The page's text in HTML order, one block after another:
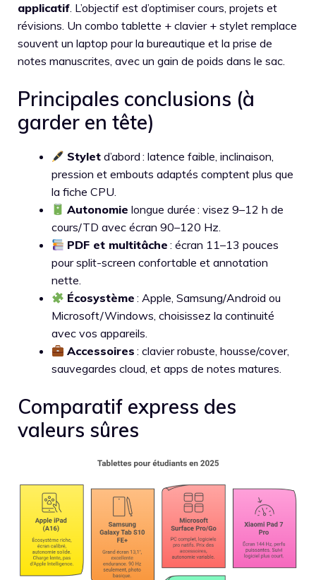
applicatif. L’objectif est d’optimiser cours, projets et
révisions. Un combo tablette + clavier + stylet remplace
souvent un laptop pour la bureautique et la prise de
notes manuscrites, avec un gain de poids dans le sac.
Principales conclusions (à
garder en tête)
Stylet d’abord : latence faible, inclinaison,
pression et embouts adaptés comptent plus que
la fiche CPU.
Autonomie longue durée : visez 9–12 h de
cours/TD avec écran 90–120 Hz.
PDF et multitâche : écran 11–13 pouces
pour split-screen confortable et annotation
nette.
Écosystème : Apple, Samsung/Android ou
Microsoft/Windows, choisissez la continuité
avec vos appareils.
Accessoires : clavier robuste, housse/cover,
sauvegardes cloud, et apps de notes matures.
Comparatif express des
valeurs sûres